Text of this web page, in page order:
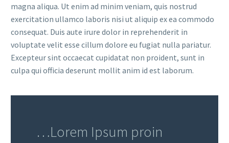
magna aliqua. Ut enim ad minim veniam, quis nostrud
exercitation ullamco laboris nisi ut aliquip ex ea commodo
consequat. Duis aute irure dolor in reprehenderit in
voluptate velit esse cillum dolore eu fugiat nulla pariatur.
Excepteur sint occaecat cupidatat non proident, sunt in
culpa qui officia deserunt mollit anim id est laborum.
…Lorem Ipsum proin